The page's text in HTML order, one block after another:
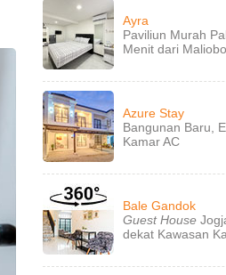
Ayra
Paviliun Murah
Menit dari
Azure Stay
Bangunan Baru,
Kamar AC
Bale Gandok
Guest House
dekat Kawasan